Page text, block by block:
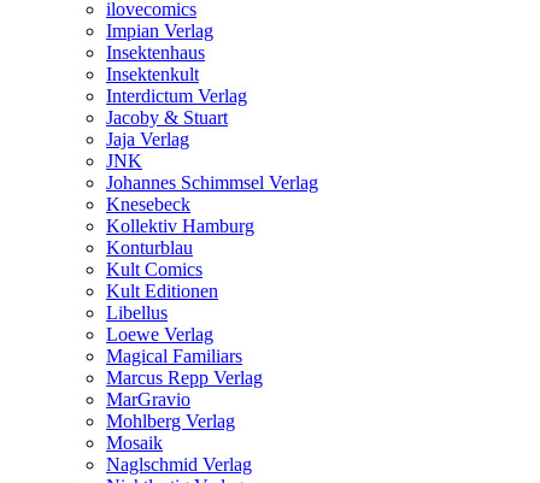
ilovecomics
Impian Verlag
Insektenhaus
Insektenkult
Interdictum Verlag
Jacoby & Stuart
Jaja Verlag
JNK
Johannes Schimmsel Verlag
Knesebeck
Kollektiv Hamburg
Konturblau
Kult Comics
Kult Editionen
Libellus
Loewe Verlag
Magical Familiars
Marcus Repp Verlag
MarGravio
Mohlberg Verlag
Mosaik
Naglschmid Verlag